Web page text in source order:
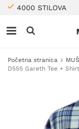
4000 STILOVA
Početna stranica
D555 Gareth Tee + Shirt